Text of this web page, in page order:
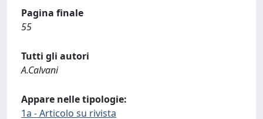
Pagina finale
55
Tutti gli autori
A.Calvani
Appare nelle tipologie:
1a - Articolo su rivista